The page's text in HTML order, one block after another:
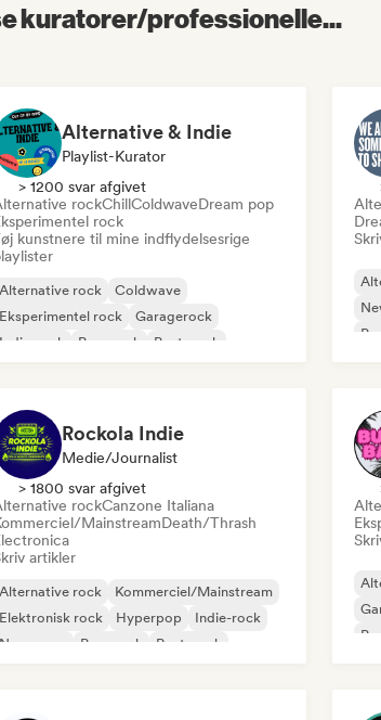
kuratorer/professionelle...
Alternative & Indie
Playlist-Kurator
> 1200 svar afgivet
rockChillColdwaveDream pop
rock
kunstnere til mine indflydelsesrige
Alternative rock
Coldwave
Eksperimentel rock
Garagerock
Indie-rock
Pop-punk
Post-punk
Rockola Indie
Medie/journalist
> 1800 svar afgivet
rockCanzone Italiana
MainstreamDeath/Thrash
artikler
Alternative rock
Kommerciel/Mainstream
Elektronisk rock
Hyperpop
Indie-rock
New wave
Pop-punk Post-punk